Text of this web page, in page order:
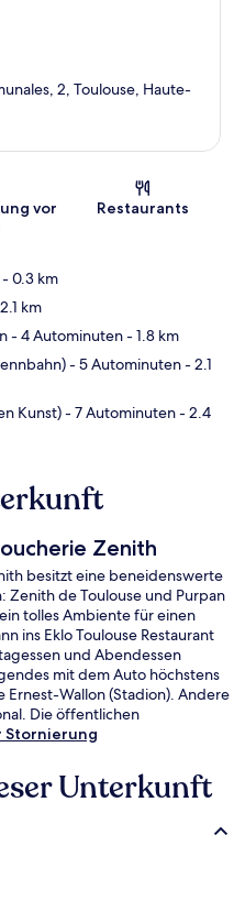
2, Toulouse, Haute-
vor
Restaurants
- 0.3 km
km
- 4 Autominuten- 1.8 km
- 5 Autominuten- 2.1
Kunst)- 7 Autominuten- 2.4
Zenith
besitzt eine beneidenswerte
Zenith de Toulouse und Purpan
tolles Ambiente für einen
ins Eklo Toulouse Restaurant
und Abendessen
mit dem Auto höchstens
Wallon (Stadion). Andere
Die öffentlichen
entfernt: Zur
Stornierung
Unterkunft